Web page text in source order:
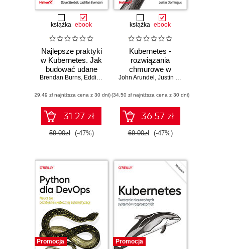
książka ebook
Najlepsze praktyki
w Kubernetes. Jak
budować udane
aplikacje
Brendan Burns, Eddie Villalba ,Dave Strebel,Lachlan Evenson
(29,49 zł najniższa cena z 30 dni)
31.27 zł
59.00zł (-47%)
książka ebook
Kubernetes -
rozwiązania
chmurowe w
świecie DevOps.
wdrażanie i
skalowanie
nowoczesnych
aplikacji
chmurowych
John Arundel , Justin Domingus
(34,50 zł najniższa cena z 30 dni)
36.57 zł
69.00zł (-47%)
Promocja Promocja